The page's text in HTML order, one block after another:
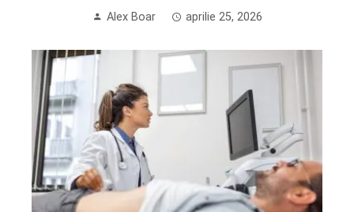
Alex Boar aprilie 25, 2026